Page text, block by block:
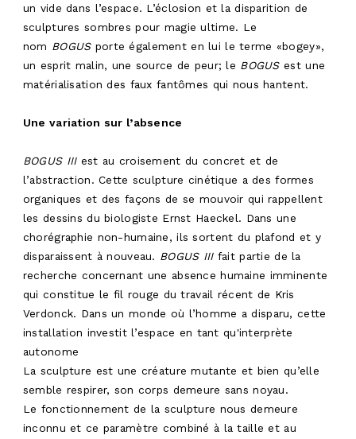
un vide dans l’espace. L’éclosion et la disparition de
sculptures sombres pour magie ultime. Le
nom BOGUSporte également en lui le terme «bogey»,
un esprit malin, une source de peur; le BOGUSest une
matérialisation des faux fantômes qui nous hantent.
Une variation sur l’absence
BOGUS IIIest au croisement du concret et de
l’abstraction. Cette sculpture cinétique a des formes
organiques et des façons de se mouvoir qui rappellent
les dessins du biologiste Ernst Haeckel. Dans une
chorégraphie non-humaine, ils sortent du plafond et y
disparaissent à nouveau. BOGUS IIIfait partie de la
recherche concernant une absence humaine imminente
qui constitue le fil rouge du travail récent de Kris
Verdonck. Dans un monde où l’homme a disparu, cette
installation investit l’espace en tant qu'interprète
autonome
La sculpture est une créature mutante et bien qu’elle
semble respirer, son corps demeure sans noyau.
Le fonctionnement de la sculpture nous demeure
inconnu et ce paramètre combiné à la taille et au